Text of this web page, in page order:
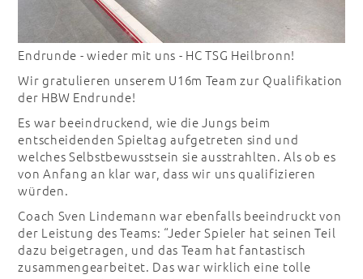
Endrunde - wieder mit uns - HC TSG Heilbronn!
Wir gratulieren unserem U16m Team zur Qualifikation
der HBW Endrunde!
Es war beeindruckend, wie die Jungs beim
entscheidenden Spieltag aufgetreten sind und
welches Selbstbewusstsein sie ausstrahlten. Als ob es
von Anfang an klar war, dass wir uns qualifizieren
würden.
Coach Sven Lindemann war ebenfalls beeindruckt von
der Leistung des Teams: “Jeder Spieler hat seinen Teil
dazu beigetragen, und das Team hat fantastisch
zusammengearbeitet. Das war wirklich eine tolle